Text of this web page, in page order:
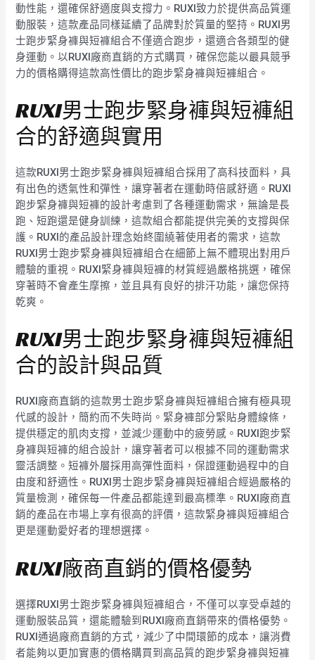
動性能，還確保舒適度與支撐力。RUXI致力於提供高品質運
動服裝，這款產品同樣延續了品牌對於質量的堅持。RUXI男
士跑步緊身褲與短褲組合不僅適合跑步，還適合各類型的健
身運動。以RUXI廠商直銷的方式購買，確保您能以最具競爭
力的價格購得這款高性價比的跑步緊身褲與短褲組合。
RUXI男士跑步緊身褲與短褲組
合的舒適與實用
這款RUXI男士跑步緊身褲與短褲組合採用了高科技面料，具
有出色的透氣性和彈性，讓穿著者在運動時倍感舒適。RUXI
跑步緊身褲與短褲的設計考慮到了各種運動需求，無論是長
跑、短跑還是健身訓練，這款組合都能提供完美的支撐與保
護。RUXI的產品設計理念始終圍繞著使用者的需求，這款
RUXI男士跑步緊身褲與短褲組合在細節上無不體現出對用戶
體驗的重視。RUXI緊身褲與短褲的材質經過嚴格挑選，確保
穿著時不會產生摩擦，並且具有良好的排汗功能，讓您保持
乾爽。
RUXI男士跑步緊身褲與短褲組
合的設計與品質
RUXI廠商直銷的這款男士跑步緊身褲與短褲組合擁有極具現
代感的設計，簡約而不失時尚。緊身褲部分緊貼身體線條，
提供穩定的肌肉支撐，並減少運動中的疲勞感。RUXI跑步緊
身褲與短褲的組合設計，讓穿著者可以根據不同的運動需求
靈活調整。短褲外層採用高彈性面料，保證運動過程中的自
由度和舒適性。RUXI男士跑步緊身褲與短褲組合經過嚴格的
質量檢測，確保每一件產品都能達到最高標準。RUXI廠商直
銷的產品在市場上享有很高的評價，這款緊身褲與短褲組合
更是運動愛好者的理想選擇。
RUXI廠商直銷的價格優勢
選擇RUXI男士跑步緊身褲與短褲組合，不僅可以享受卓越的
運動服裝品質，還能體驗到RUXI廠商直銷帶來的價格優勢。
RUXI通過廠商直銷的方式，減少了中間環節的成本，讓消費
者能夠以更加實惠的價格購買到高品質的跑步緊身褲與短褲